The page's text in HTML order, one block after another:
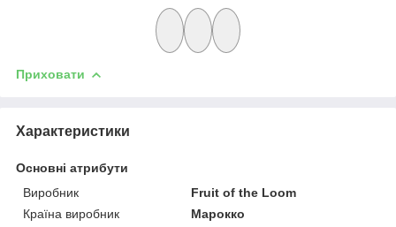
Приховати
Характеристики
Основні атрибути
Виробник
Fruit of the Loom
Країна виробник
Марокко